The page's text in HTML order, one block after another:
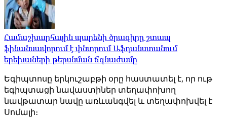
Համաշխարհային պարենի ծրագիրը շտապ
ֆինանսավորում է փնտրում Աֆղանստանում
երեխաների թերսնման ճգնաժամը
Եգիպտոսը երկուշաբթի օրը հաստատել է, որ ութ
եգիպտացի նավաստիներ տեղափոխող
նավթատար նավը առևանգվել և տեղափոխվել է
Սոմալի։